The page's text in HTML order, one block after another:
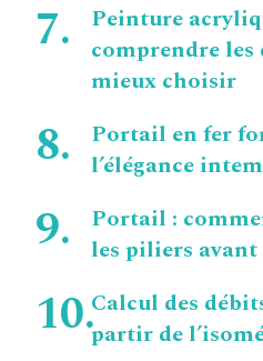
Peinture
comprendre
mieux choisir
Portail en fer
l’élégance
Portail :
les piliers avant
Calcul des
partir de